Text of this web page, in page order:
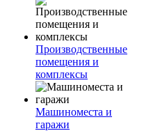
Производственные
помещения и
комплексы
Машиноместа и
гаражи